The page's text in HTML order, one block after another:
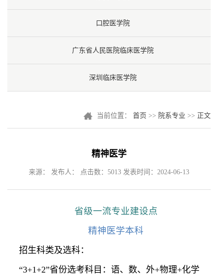
口腔医学院
广东省人民医院临床医学院
深圳临床医学院
当前位置： 首页 >> 院系专业 >> 正文
精神医学
来源： 发布人： 点击数： 5013 发表时间：2024-06-13
省级一流专业建设点
精神医学本科
招生科类及选科：
“3+1+2”省份选考科目：语、数、外+物理+化学